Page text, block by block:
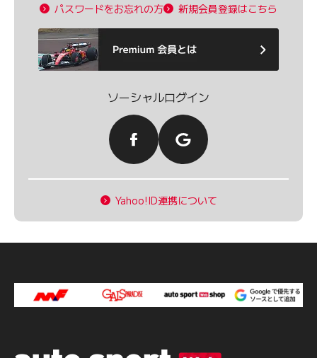
パスワードをお忘れの方 新規会員登録はこちら
ソーシャルログイン
Yahoo!ID連携について